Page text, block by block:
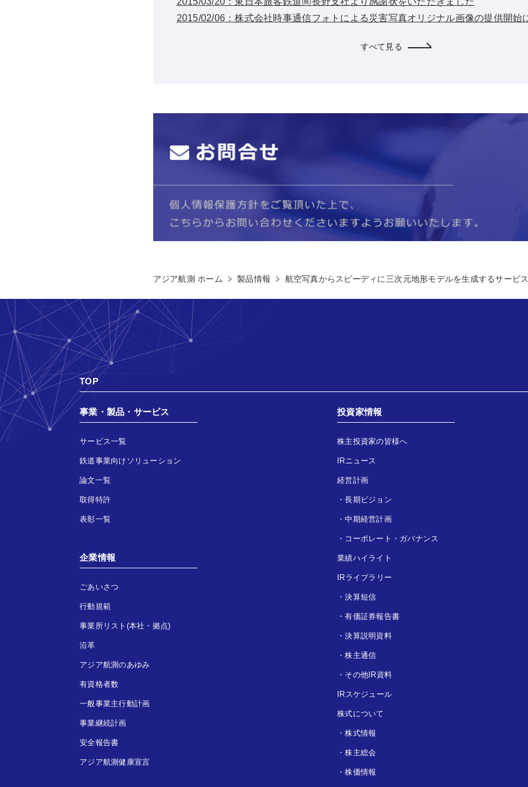
2015/02/06：株式会社時事通信フォトによる災害写真オリジナル画像の提供開始
すべて見る
アジア航測 ホーム 製品情報 航空写真からスピーディに 三次元地形モデルを生成するサービ
TOP
事業・製品・サービス
サービス一覧
鉄道事業向けソリューション
論文一覧
取得特許
表彰一覧
企業情報
ごあいさつ
行動規範
事業所リスト(本社・拠点)
沿革
アジア航測のあゆみ
有資格者数
一般事業主行動計画
事業継続計画
安全報告書
アジア航測健康宣言
投資家情報
株主投資家の皆様へ
IRニュース
経営計画
・長期ビジョン
・中期経営計画
・ コーポレート・ガバナンス
業績ハイライト
IRライブラリー
・決算短信
・有価証券報告書
・決算説明資料
・株主通信
・ その他IR資料
IRスケジュール
株式について
・株式情報
・株主総会
・株価情報